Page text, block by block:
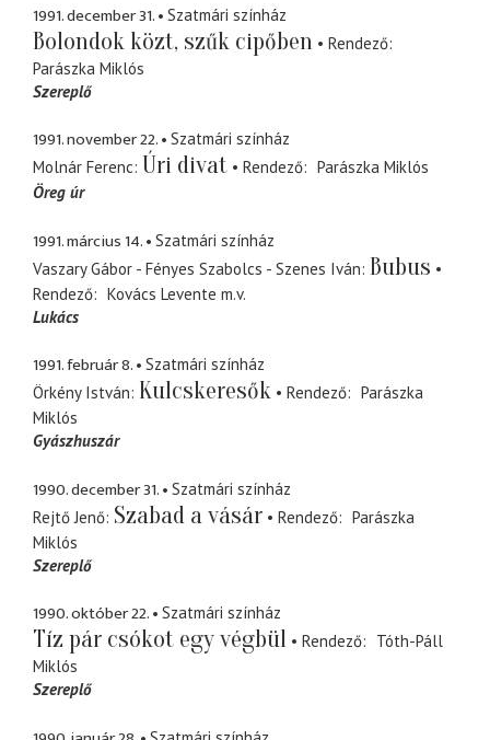
1991. december 31. Szatmári színház
Bolondok közt, szűk cipőben
Rendező
Parászka Miklós
Szereplő
1991. november 22.
Szatmári színház
Molnár Ferenc Úri divat Rendező
Parászka Miklós
Öreg úr
1991. március 14.
Szatmári színház
Vaszary Gábor - Fényes Szabolcs - Szenes Iván Bubus
Rendező Kovács Levente m.v.
Lukács
1991. február 8.
Szatmári színház
Örkény István Kulcskeresők Rendező
Parászka
Miklós
Gyászhuszár
1990. december 31.
Szatmári színház
Rejtő Jenő Szabad a vásár Rendező
Parászka
Miklós
Szereplő
1990. október 22. Szatmári színház
Tíz pár csókot egy végbül Rendező
Tóth-Páll
Miklós
Szereplő